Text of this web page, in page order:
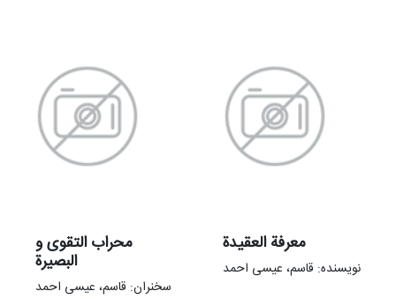
محراب التقوی و
البصیرة
سخنران: قاسم، عیسی احمد
معرفة العقیدة
نویسنده: قاسم، عیسی احمد